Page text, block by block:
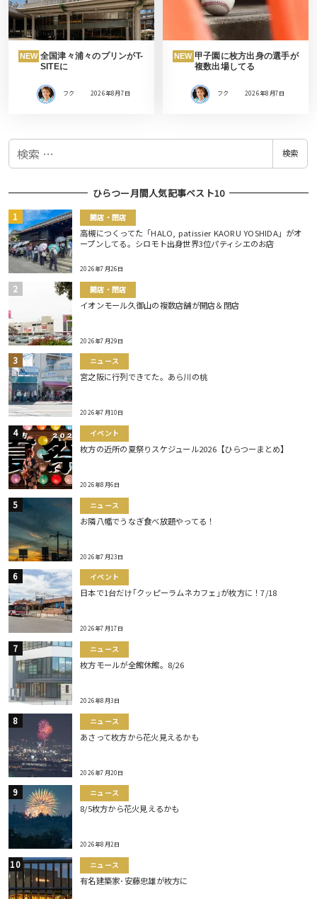
NEW 全国津々浦々のプリンがT-
SITEに
フク 2026年8月7日
NEW 甲子園に枚方出身の選手が
複数出場してる
フク 2026年8月7日
検
検索
ひらつー月間人気記事ベスト10
開店・閉店
高槻につくってた「HALO, patissier KAORU YOSHIDA」がオ
ープンしてる。シロモト出身世界3位パティシエのお店
2026年7月26日
開店・閉店
イオンモール久御山の複数店舗が開店＆閉店
2026年7月29日
ニュース
宮之阪に行列できてた。あら川の桃
2026年7月10日
イベント
枚方の近所の夏祭りスケジュール2026【ひらつーまとめ】
2026年8月6日
ニュース
お隣八幡でうなぎ食べ放題やってる！
2026年7月23日
イベント
日本で1台だけ｢クッピーラムネカフェ｣が枚方に！7/18
2026年7月17日
ニュース
枚方モールが全館休館。8/26
2026年8月3日
ニュース
あさって枚方から花火見えるかも
2026年7月20日
ニュース
8/5枚方から花火見えるかも
2026年8月2日
ニュース
有名建築家･安藤忠雄が枚方に